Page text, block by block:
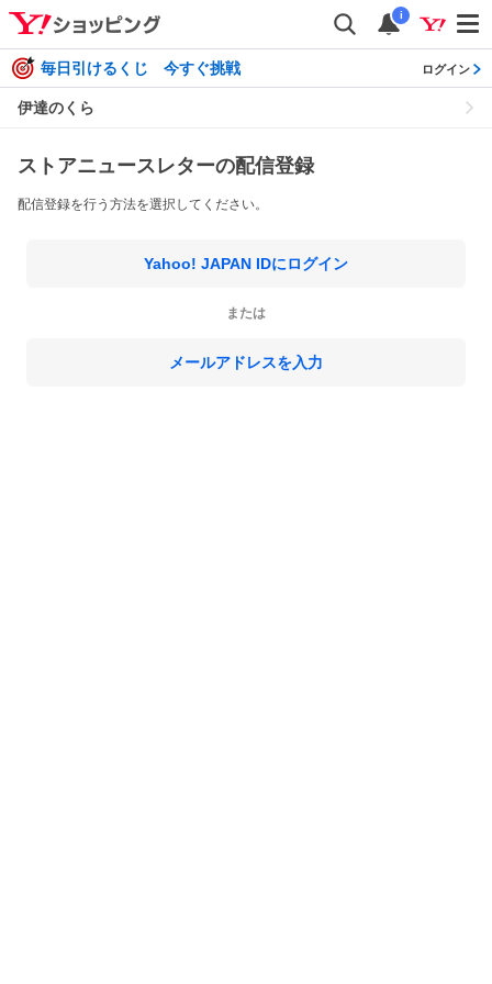
i
毎日引けるくじ 今すぐ挑戦 ログイン
伊達のくら
ストアニュースレターの配信登録
配信登録を行う方法を選択してください。
Yahoo! JAPAN IDにログイン
または
メールアドレスを入力